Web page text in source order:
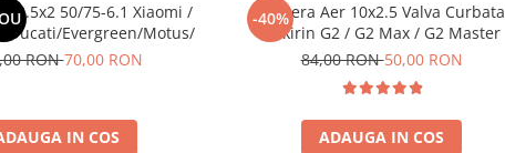
8.5x2 50/75-6.1 Xiaomi /
Ducati/Evergreen/Motus/
RON70,00 RON
IN COS
-40%
Camera Aer 10x2.5 Valva Curbata
Kukirin G2 / G2 Max / G2 Master
84,00 RON50,00 RON
ADAUGA IN COS